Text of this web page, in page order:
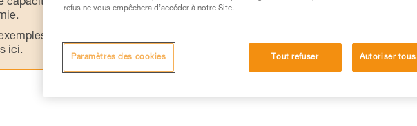
capacité à refaire la manipulation, seul, en toute sécurité, avant de la
de techniques liées à votre activité. Il peut en exister d’autres que
ici.
refus ne vous empêchera d’accéder à notre Site.
Tout refuser Autoriser
Paramètres des cookies